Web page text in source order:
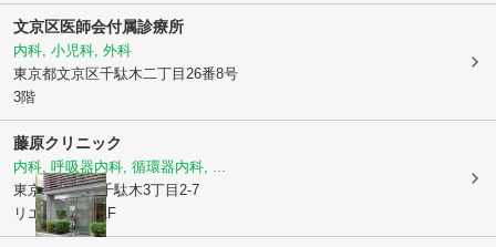
文京区医師会付属診療所
内科, 小児科, 外科
東京都文京区千駄木二丁目26番8号
3階
藤原クリニック
内科, 呼吸器内科, 循環器内科, ...
東京都文京区千駄木3丁目2-7
リエス千駄木1F